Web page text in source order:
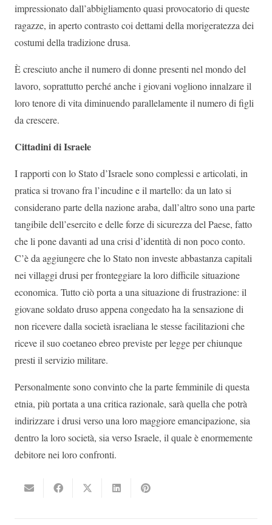
impressionato dall’abbigliamento quasi provocatorio di queste
ragazze, in aperto contrasto coi dettami della morigeratezza dei
costumi della tradizione drusa.
È cresciuto anche il numero di donne presenti nel mondo del
lavoro, soprattutto perché anche i giovani vogliono innalzare il
loro tenore di vita diminuendo parallelamente il numero di figli
da crescere.
Cittadini di Israele
I rapporti con lo Stato d’Israele sono complessi e articolati, in
pratica si trovano fra l’incudine e il martello: da un lato si
considerano parte della nazione araba, dall’altro sono una parte
tangibile dell’esercito e delle forze di sicurezza del Paese, fatto
che li pone davanti ad una crisi d’identità di non poco conto.
C’è da aggiungere che lo Stato non investe abbastanza capitali
nei villaggi drusi per fronteggiare la loro difficile situazione
economica. Tutto ciò porta a una situazione di frustrazione: il
giovane soldato druso appena congedato ha la sensazione di
non ricevere dalla società israeliana le stesse facilitazioni che
riceve il suo coetaneo ebreo previste per legge per chiunque
presti il servizio militare.
Personalmente sono convinto che la parte femminile di questa
etnia, più portata a una critica razionale, sarà quella che potrà
indirizzare i drusi verso una loro maggiore emancipazione, sia
dentro la loro società, sia verso Israele, il quale è enormemente
debitore nei loro confronti.